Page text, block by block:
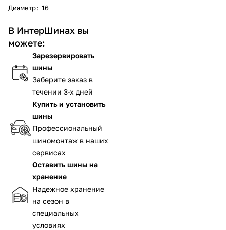
Диаметр: 16
В ИнтерШинах вы
можете:
Зарезервировать
шины
Заберите заказ в
течении 3-х дней
Купить и установить
шины
Профессиональный
шиномонтаж в наших
сервисах
Оставить шины на
хранение
Надежное хранение
на сезон в
специальных
условиях